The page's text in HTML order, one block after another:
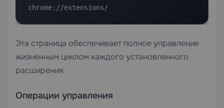
chrome://extensions/
Эта страница обеспечивает полное управление
жизненным циклом каждого установленного
расширения.
Операции управления